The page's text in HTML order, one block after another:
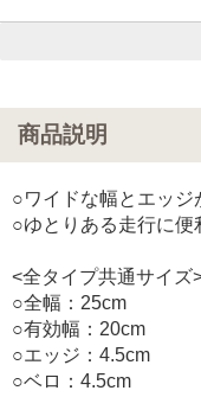
商品説明
○ワイドな幅とエッジ
○ゆとりある走行に便
<全タイプ共通サイズ
○全幅：25cm
○有効幅：20cm
○エッジ：4.5cm
○ベロ：4.5cm